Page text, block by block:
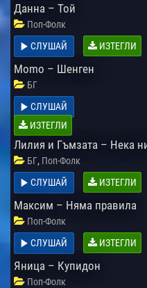
Данна – Той
Поп-Фолк
СЛУШАЙ
ИЗТЕГЛИ
Momo – Шенген
БГ
СЛУШАЙ
ИЗТЕГЛИ
Лилия и Гъмзата – Нека
БГ, Поп-Фолк
СЛУШАЙ
ИЗТЕГЛИ
Максим – Няма правила
Поп-Фолк
СЛУШАЙ
ИЗТЕГЛИ
Яница – Купидон
Поп-Фолк